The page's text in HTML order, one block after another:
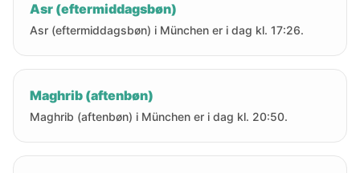
Asr (eftermiddagsbøn)
Asr (eftermiddagsbøn) i München er i dag kl. 17:26.
Maghrib (aftenbøn)
Maghrib (aftenbøn) i München er i dag kl. 20:50.